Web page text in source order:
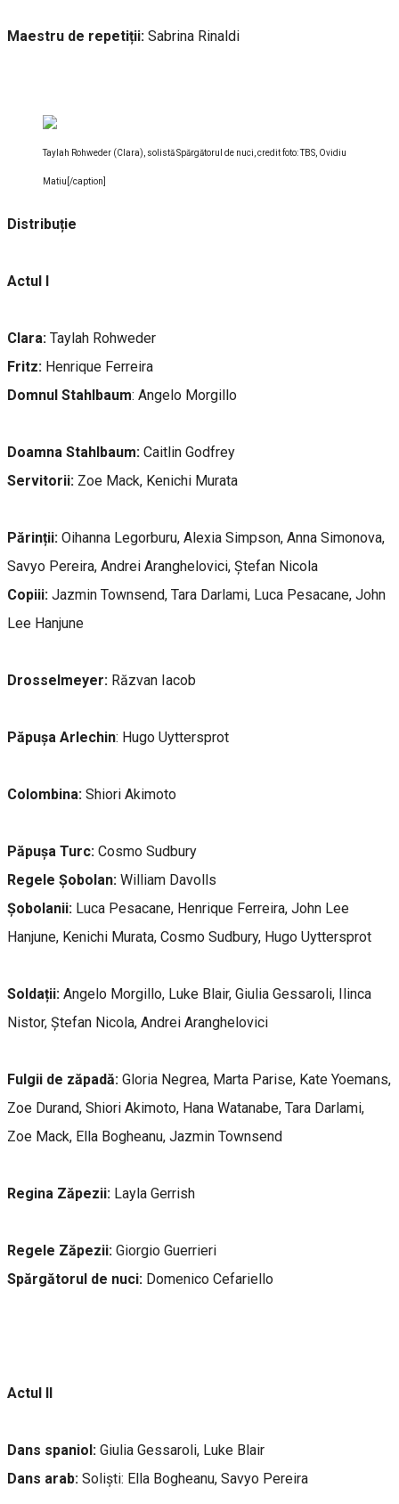
Maestru de repetiții: Sabrina Rinaldi
Taylah Rohweder (Clara), solistă Spărgătorul de nuci, credit foto: TBS, Ovidiu
Matiu[/caption]
Distribuție
Actul I
Clara: Taylah Rohweder
Fritz: Henrique Ferreira
Domnul Stahlbaum: Angelo Morgillo
Doamna Stahlbaum: Caitlin Godfrey
Servitorii: Zoe Mack, Kenichi Murata
Părinții: Oihanna Legorburu, Alexia Simpson, Anna Simonova,
Savyo Pereira, Andrei Aranghelovici, Ștefan Nicola
Copiii: Jazmin Townsend, Tara Darlami, Luca Pesacane, John
Lee Hanjune
Drosselmeyer: Răzvan Iacob
Păpușa Arlechin: Hugo Uyttersprot
Colombina: Shiori Akimoto
Păpușa Turc: Cosmo Sudbury
Regele Șobolan: William Davolls
Șobolanii: Luca Pesacane, Henrique Ferreira, John Lee
Hanjune, Kenichi Murata, Cosmo Sudbury, Hugo Uyttersprot
Soldații: Angelo Morgillo, Luke Blair, Giulia Gessaroli, Ilinca
Nistor, Ștefan Nicola, Andrei Aranghelovici
Fulgii de zăpadă: Gloria Negrea, Marta Parise, Kate Yoemans,
Zoe Durand, Shiori Akimoto, Hana Watanabe, Tara Darlami,
Zoe Mack, Ella Bogheanu, Jazmin Townsend
Regina Zăpezii: Layla Gerrish
Regele Zăpezii: Giorgio Guerrieri
Spărgătorul de nuci: Domenico Cefariello
Actul II
Dans spaniol: Giulia Gessaroli, Luke Blair
Dans arab: Soliști: Ella Bogheanu, Savyo Pereira